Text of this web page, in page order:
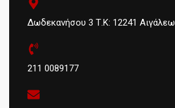
Δωδεκανήσου 3 Τ.Κ: 12241 Αιγάλεω
211 0089177